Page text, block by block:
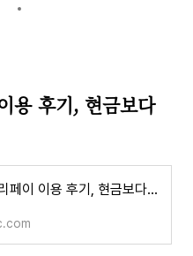
용 후기, 현금보다
상하이 여행 알리페이 이용 후기, 현금보다 편했던 이유